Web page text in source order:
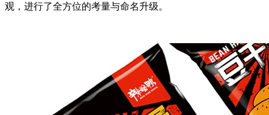
观，进行了全方位的考量与命名升级。